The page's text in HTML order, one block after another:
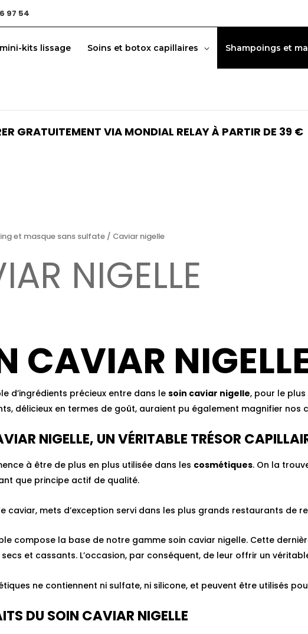
97 54
mini-kits lissage Soins et botox capillaires Shampoings et
GRATUITEMENT VIA MONDIAL RELAY À PARTIR DE 39 €
et masque sans sulfate / Caviar nigelle
NIGELLE
CAVIAR
d’ingrédients précieux entre dans lesoin caviar nigelle, pour le
délicieux en termes de goût, auraient pu également magnifier nos
NIGELLE, UN VÉRITABLE TRÉSOR
à être de plus en plus utilisée dans les cosmétiques. On la
que principe actif de qualité.
caviar, mets d’exception servi dans les plus grands restaurants de
compose la base de notre gamme soin caviar nigelle. Cette
secs et cassants. L’occasion, par conséquent, de leur offrir un
ne contiennent ni sulfate, ni silicone, et peuvent être utilisés
DU SOIN CAVIAR NIGELLE